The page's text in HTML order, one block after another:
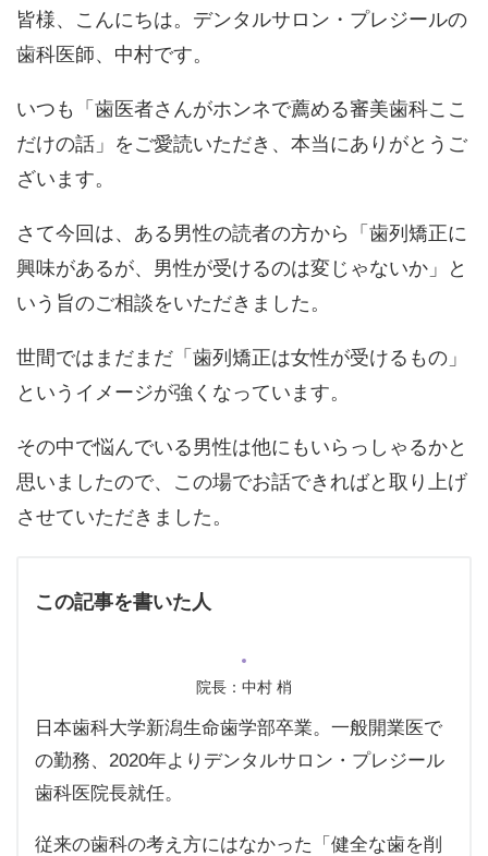
皆様、こんにちは。デンタルサロン・プレジールの
歯科医師、中村です。
いつも「歯医者さんがホンネで薦める審美歯科ここ
だけの話」をご愛読いただき、本当にありがとうご
ざいます。
さて今回は、ある男性の読者の方から「歯列矯正に
興味があるが、男性が受けるのは変じゃないか」と
いう旨のご相談をいただきました。
世間ではまだまだ「歯列矯正は女性が受けるもの」
というイメージが強くなっています。
その中で悩んでいる男性は他にもいらっしゃるかと
思いましたので、この場でお話できればと取り上げ
させていただきました。
この記事を書いた人
院長：中村 梢
日本歯科大学新潟生命歯学部卒業。一般開業医で
の勤務、2020年よりデンタルサロン・プレジール
歯科医院長就任。
従来の歯科の考え方にはなかった「健全な歯を削